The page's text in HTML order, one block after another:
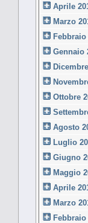
Aprile
Marzo
Febbraio
Gennaio
Ottobre
Agosto
Luglio
Giugno
Maggio
Aprile
Marzo
Febbraio